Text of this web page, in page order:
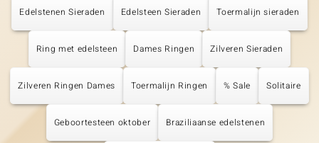
Edelstenen Sieraden Edelsteen Sieraden Toermalijn sieraden
Ring met edelsteen Dames Ringen Zilveren Sieraden
Zilveren Ringen Dames Toermalijn Ringen % Sale Solitaire
Geboortesteen oktober Braziliaanse edelstenen